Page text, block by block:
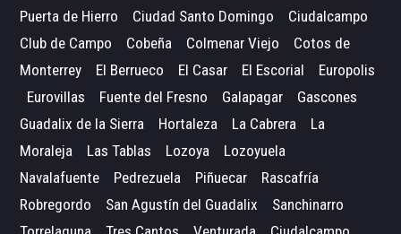
Puerta de Hierro
Ciudad Santo Domingo
Ciudalcampo
Club de Campo
Cobeña Colmenar Viejo
Cotos de
Monterrey
El Berrueco El Casar El Escorial
Europolis
Eurovillas
Fuente del Fresno Galapagar
Gascones
Guadalix de la Sierra
Hortaleza La Cabrera
La
Moraleja
Las Tablas Lozoya
Lozoyuela
Navalafuente
Pedrezuela Piñuecar
Rascafría
Robregordo
San Agustín del Guadalix
Sanchinarro